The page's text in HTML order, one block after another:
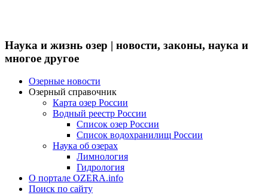
Наука и жизнь озер | новости, законы, наука и
многое другое
Озерные новости
Озерный справочник
Карта озер России
Водный реестр России
Список озер России
Список водохранилищ России
Наука об озерах
Лимнология
Гидрология
О портале OZERA.info
Поиск по сайту